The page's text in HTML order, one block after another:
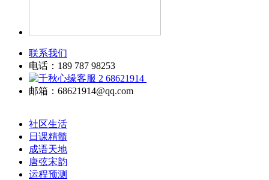
联系我们
电话：189 787 98253
68621914
邮箱：68621914@qq.com
社区生活
日课精髓
成语天地
唐弦宋韵
运程预测